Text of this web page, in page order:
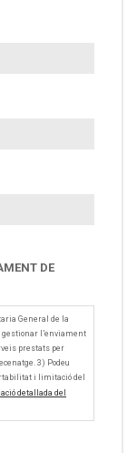
DE
General de la
l’enviament
prestats per
3) Podeu
i limitació del
detallada del